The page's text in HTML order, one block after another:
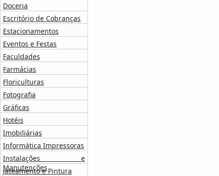
Doceria
Escritório de Cobranças
Estacionamentos
Eventos e Festas
Faculdades
Farmácias
Floriculturas
Fotografia
Gráficas
Hotéis
Imobiliárias
Informática Impressoras
Instalações e
Manutenções
Jateamento e Pintura